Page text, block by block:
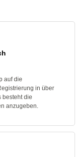
auf die
in über
besteht die
anzugeben.